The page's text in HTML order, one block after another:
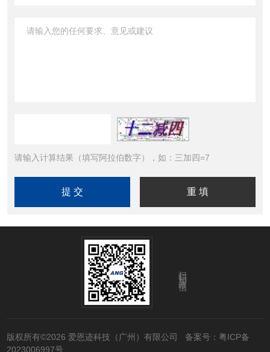
请输入计算结果（填写阿拉伯数字），如：三加四=7
扫码加微信
版权所有©2026 爱恩迹科技（广州）有限公司 备案号：粤ICP备
2023006997号